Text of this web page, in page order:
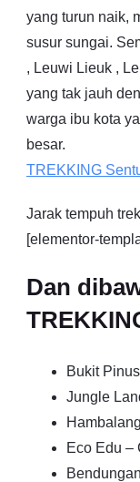
yang turun naik,
susur sungai.
, Leuwi Lieuk ,
yang tak jauh
warga ibu kota
besar.
TREKKING
Jarak tempuh
[elementor-
Dan
Bukit
Jungle
Eco Edu –